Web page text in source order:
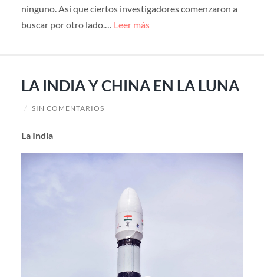
ninguno. Así que ciertos investigadores comenzaron a
buscar por otro lado.… Leer más
LA INDIA Y CHINA EN LA LUNA
/ SIN COMENTARIOS
La India